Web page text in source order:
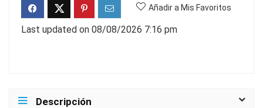
Añadir a Mis Favoritos
Last updated on 08/08/2026 7:16 pm
Descripción